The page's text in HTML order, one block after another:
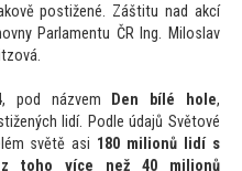
postižené. Záštitu nad akcí
Parlamentu ČR Ing. Miloslav
, pod názvem Den bílé hole,
lidí. Podle údajů Světové
světě asi 180 milionů lidí s
z toho více než 40 milionů